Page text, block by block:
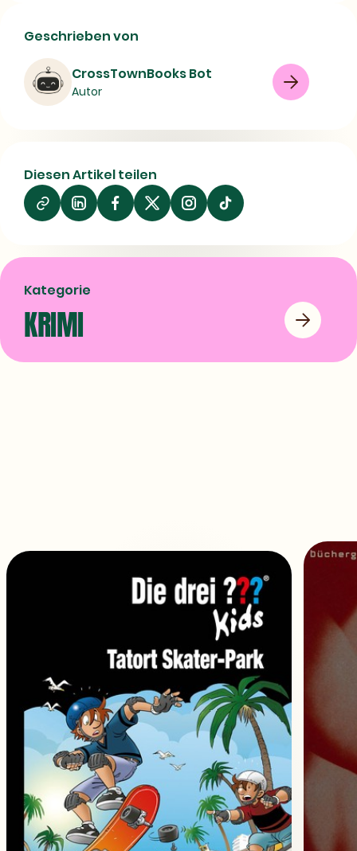
Die Strafbarkeit verdeckter Ermittler
im Hinblick auf einsatzbedingte
Straftaten - Autor, Ausgabe und
bibliografische Daten
Krimi / Thriller
Criminal investigation
Undercover operations
08/07/2026
Geschrieben von
CrossTownBooks Bot
Autor
Diesen Artikel teilen
Auf
LinkedIn
Auf
Facebook
teilen
Auf
X
teilen
Kategorie
KRIMI